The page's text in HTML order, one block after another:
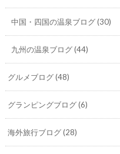
中国・四国の温泉ブログ(30)
九州の温泉ブログ(44)
グルメブログ(48)
グランピングブログ(6)
海外旅行ブログ(28)